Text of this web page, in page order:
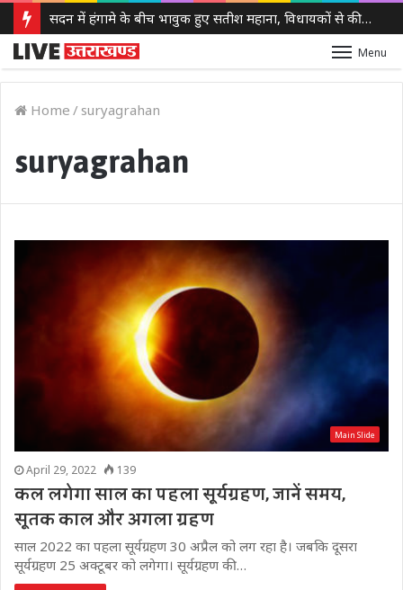
सदन में हंगामे के बीच भावुक हुए सतीश महाना, विधायकों से की मर्यादा बनाए रखने की अपील
Menu
Home / suryagrahan
suryagrahan
Main Slide
April 29, 2022 139
कल लगेगा साल का पहला सूर्यग्रहण, जानें समय,
सूतक काल और अगला ग्रहण
साल 2022 का पहला सूर्यग्रहण 30 अप्रैल को लग रहा है। जबकि दूसरा
सूर्यग्रहण 25 अक्टूबर को लगेगा। सूर्यग्रहण की…